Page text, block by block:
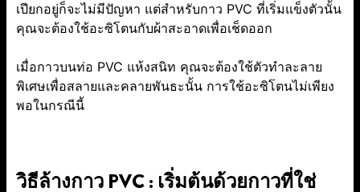
เปียกอยู่ก็จะไม่มีปัญหา แต่สำหรับกาว PVC ที่เริ่มแข็งตัวนั้น
คุณจะต้องใช้อะซิโตนกับผ้าสะอาดเพื่อเช็ดออก
เมื่อกาวบนท่อ PVC แห้งสนิท คุณจะต้องใช้ตัวทำละลาย
พิเศษเพื่อสลายและคลายพันธะนั้น การใช้อะซิโตนไม่เพียง
พอในกรณีนี้
วิธีล้างกาว PVC : เริ่มต้นด้วยกาวที่ใช่